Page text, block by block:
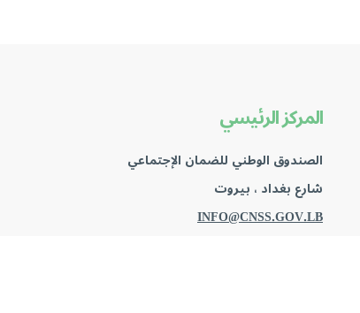
المركز الرئيسي
الصندوق الوطني للضمان الإجتماعي
شارع بغداد ، بيروت
INFO@CNSS.GOV.LB